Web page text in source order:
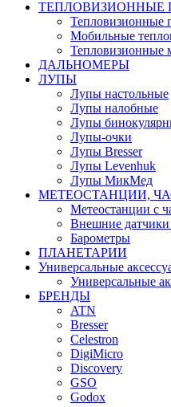
ТЕПЛОВИЗИОННЫЕ
Тепловизионные
Мобильные
Тепловизионные
ДАЛЬНОМЕРЫ
ЛУПЫ
Лупы настольные
Лупы налобные
Лупы
Лупы-очки
Лупы Bresser
Лупы Levenhuk
Лупы МикМед
МЕТЕОСТАНЦИИ,
Метеостанции с
Внешние датчики
Барометры
ПЛАНЕТАРИИ
Универсальные
Универсальные
БРЕНДЫ
ATN
Bresser
Celestron
DigiMicro
Discovery
GSO
Godox